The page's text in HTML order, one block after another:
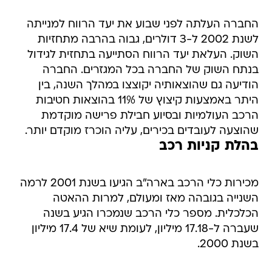
החברה העלתה לפני שבוע את יעד הרווח למנייתה
לשנת 2002 ל-3 דולרים, גבוה בהרבה מתחזיות
השוק. העלאת יעד הרווח הסתייעה בתחזית לגידול
בנתח השוק של החברה בכל המגזרים. החברה
הודיעה גם שהוצאותיה יקוצצו במהלך השנה, בין
היתר באמצעות קיצוץ של 11% בהוצאות חטיבות
הרכב העולמיות ובסיוע חבילת פרישה מוקדמת
שהוצעה לעובדים בכירים, עליה הוכרז מוקדם יותר.
בהלת קניות רכב
מכירות כלי הרכב בארה"ב הגיעו בשנת 2001 לרמה
השנייה בגובהה מאז ומעולם, למרות ההאטה
הכלכלית. מספר כלי הרכב שנמכרו הגיע בשנה
שעברה ל-17.18 מיליון, לעומת שיא של 17.4 מיליון
בשנת 2000.